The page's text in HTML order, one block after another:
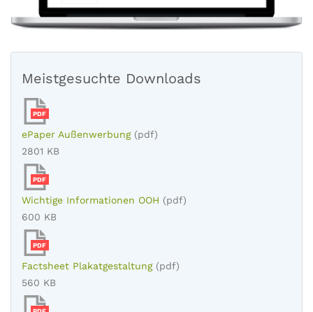
Meistgesuchte Downloads
PDF
ePaper Außenwerbung (pdf)
2801 KB
PDF
Wichtige Informationen OOH (pdf)
600 KB
PDF
Factsheet Plakatgestaltung (pdf)
560 KB